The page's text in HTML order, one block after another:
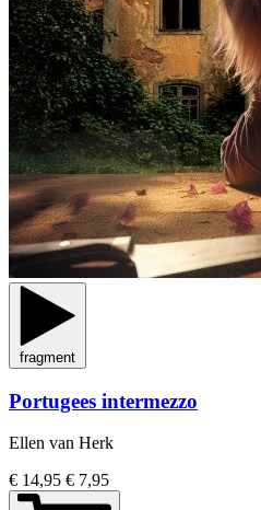
fragment
Portugees intermezzo
Ellen van Herk
€ 14,95 € 7,95